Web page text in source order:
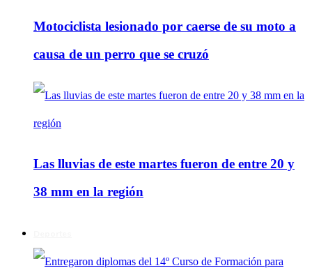
Motociclista lesionado por caerse de su moto a
causa de un perro que se cruzó
Las lluvias de este martes fueron de entre 20 y
38 mm en la región